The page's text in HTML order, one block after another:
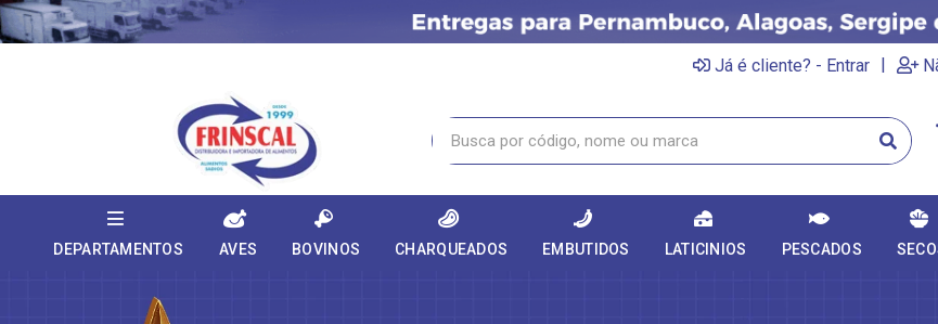
Já é cliente? - Entrar |
DEPARTAMENTOS AVES BOVINOS CHARQUEADOS EMBUTIDOS LATICINIOS PESCADOS